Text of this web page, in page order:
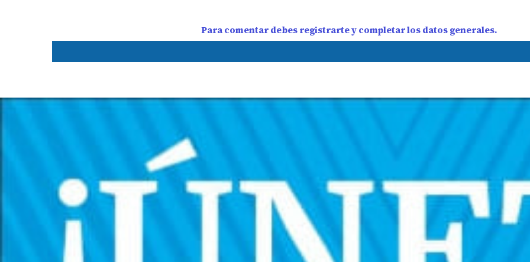
Para comentar debes registrarte y completar los datos generales.